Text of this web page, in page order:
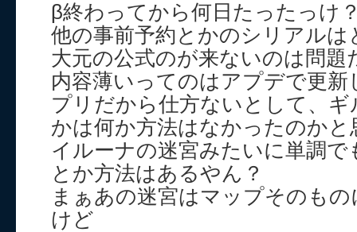
β終わってから何日たったっけ
他の事前予約とかのシリアル
大元の公式のが来ないのは問題
内容薄いってのはアプデで更
プリだから仕方ないとして、
かは何か方法はなかったのかと
イルーナの迷宮みたいに単調
とか方法はあるやん？
まぁあの迷宮はマップそのも
けど